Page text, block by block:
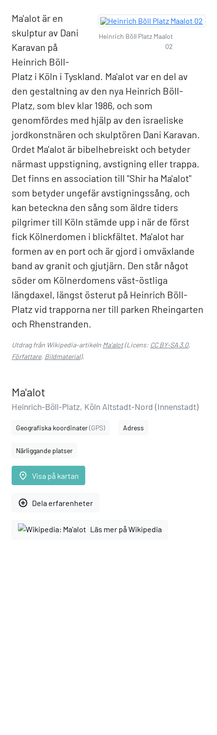
Heinrich Böll Platz Maalot
02
Ma'alot är en
skulptur av Dani
Karavan på
Heinrich Böll-
Platz i Köln i Tyskland. Ma'alot var en del av
den gestaltning av den nya Heinrich Böll-
Platz, som blev klar 1986, och som
genomfördes med hjälp av den israeliske
jordkonstnären och skulptören Dani Karavan.
Ordet Ma'alot är bibelhebreiskt och betyder
närmast uppstigning, avstigning eller trappa.
Det finns en association till "Shir ha Ma'alot"
som betyder ungefär avstigningssång, och
kan beteckna den sång som äldre tiders
pilgrimer till Köln stämde upp i när de först
fick Kölnerdomen i blickfältet. Ma'alot har
formen av en port och är gjord i omväxlande
band av granit och gjutjärn. Den står något
söder om Kölnerdomens väst-östliga
längdaxel, längst österut på Heinrich Böll-
Platz vid trapporna ner till parken Rheingarten
och Rhenstranden.
Utdrag från Wikipedia-artikeln Ma'alot(Licens: CC BY-SA 3.0,
Författare, Bildmaterial).
Ma'alot
Heinrich-Böll-Platz, Köln Altstadt-Nord (Innenstadt)
Geografiska koordinater(GPS) Adress
Närliggande platser
place Visa på kartan
add_circle_outline Dela erfarenheter
Läs mer på Wikipedia